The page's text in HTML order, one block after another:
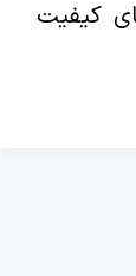
کیفیت